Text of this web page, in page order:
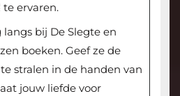
ervaren.
bij De Slegte en
boeken. Geef ze de
stralen in de handen van
jouw liefde voor